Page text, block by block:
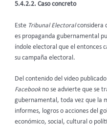
5.4.2.2. Caso concreto
Este Tribunal Electoralconsidera
es propaganda gubernamental
índole electoral que el entonces
su campaña electoral.
Del contenido del video
Facebookno se advierte que se
gubernamental, toda vez que la
informes, logros o acciones del
económico, social, cultural o